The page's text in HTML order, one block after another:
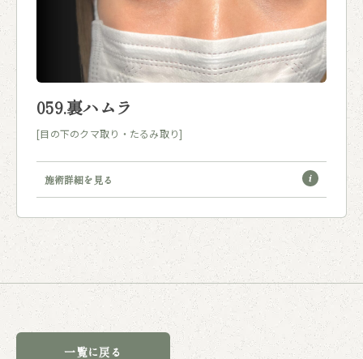
059.裏ハムラ
[目の下のクマ取り・たるみ取り]
施術詳細を見る
一覧に戻る